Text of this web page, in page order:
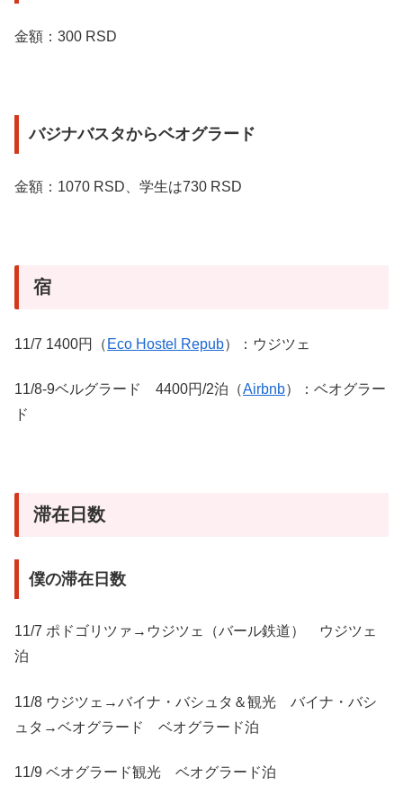
金額：300 RSD
バジナバスタからベオグラード
金額：1070 RSD、学生は730 RSD
宿
11/7 1400円（ Eco Hostel Repub）：ウジツェ
11/8-9ベルグラード 4400円/2泊（Airbnb）：ベオグラー
ド
滞在日数
僕の滞在日数
11/7 ポドゴリツァ→ウジツェ（バール鉄道） ウジツェ
泊
11/8 ウジツェ→バイナ・バシュタ＆観光 バイナ・バシ
ュタ→ベオグラード ベオグラード泊
11/9 ベオグラード観光 ベオグラード泊